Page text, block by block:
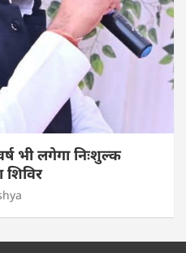
भी लगेगा निःशुल्क
शिविर